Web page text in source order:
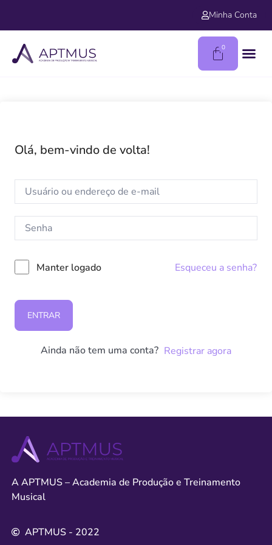
Minha Conta
0
Olá, bem-vindo de volta!
Manter logado Esqueceu a senha?
ENTRAR
Ainda não tem uma conta? Registrar agora
A APTMUS – Academia de Produção e Treinamento
Musical
APTMUS - 2022